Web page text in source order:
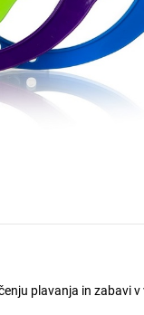
plavanja in zabavi